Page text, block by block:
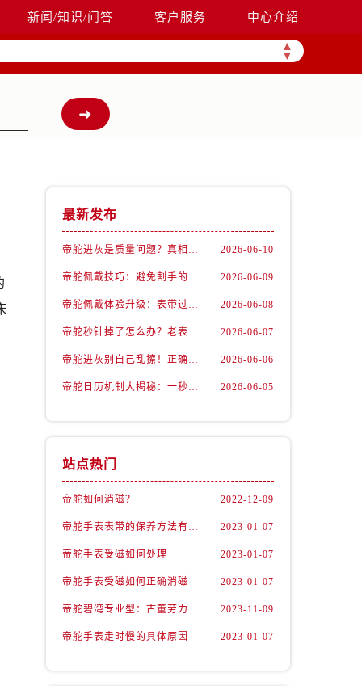
新闻/知识/问答 客户服务 中心介绍
▲
▼
最新发布
帝舵进灰是质量问题？真相可能让你意外 2026-06-10
帝舵佩戴技巧：避免割手的小窍门 2026-06-09
帝舵佩戴体验升级：表带过长不再是个难题 2026-06-08
帝舵秒针掉了怎么办？老表匠私藏修复法曝光 2026-06-07
帝舵进灰别自己乱擦！正确方法看这篇 2026-06-06
帝舵日历机制大揭秘：一秒钟完成切换的秘密 2026-06-05
站点热门
帝舵如何消磁？ 2022-12-09
帝舵手表表带的保养方法有哪些？ 2023-01-07
帝舵手表受磁如何处理 2023-01-07
帝舵手表受磁如何正确消磁 2023-01-07
帝舵碧湾专业型：古董劳力士的“转世重生” 2023-11-09
帝舵手表走时慢的具体原因 2023-01-07